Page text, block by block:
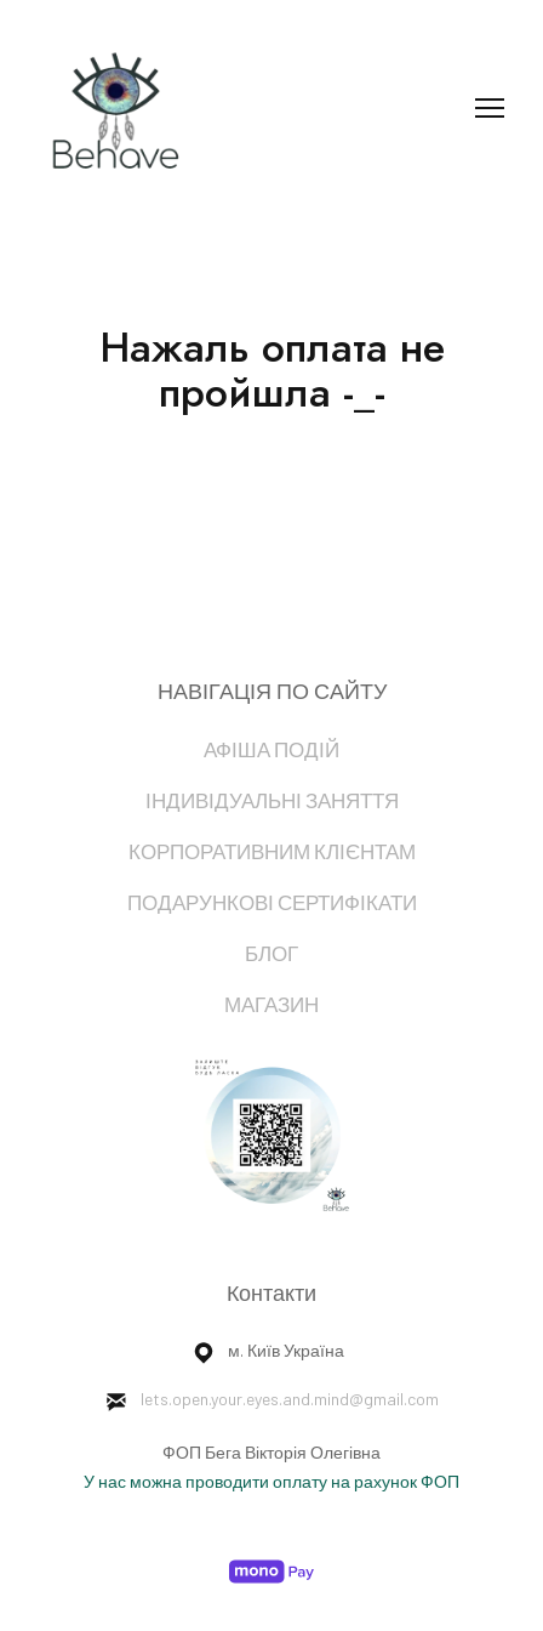
Нажаль оплата не
пройшла -_-
НАВІГАЦІЯ ПО САЙТУ
АФІША ПОДІЙ
ІНДИВІДУАЛЬНІ ЗАНЯТТЯ
КОРПОРАТИВНИМ КЛІЄНТАМ
ПОДАРУНКОВІ СЕРТИФІКАТИ
БЛОГ
МАГАЗИН
Контакти
м. Київ Україна
lets.open.your.eyes.and.mind@gmail.com
ФОП Бега Вікторія Олегівна
У нас можна проводити оплату на рахунок ФОП